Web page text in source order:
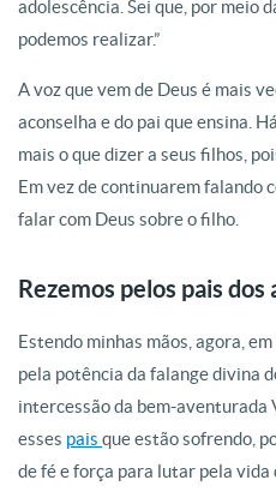
adolescência. Sei que, por meio
podemos realizar.”
A voz que vem de Deus é mais
aconselha e do pai que ensina.
mais o que dizer a seus filhos,
Em vez de continuarem falando
falar com Deus sobre o filho.
Rezemos pelos pais
Estendo minhas mãos, agora, em
pela potência da falange divina
intercessão da bem-
esses pais que estão sofrendo,
de fé e força para lutar pela vida